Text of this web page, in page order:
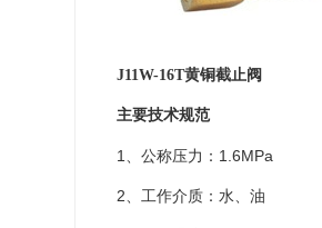
J11W-16T黄铜截止阀
主要技术规范
1、公称压力：1.6MPa
2、工作介质：水、油